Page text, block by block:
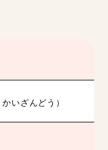
いざんどう）